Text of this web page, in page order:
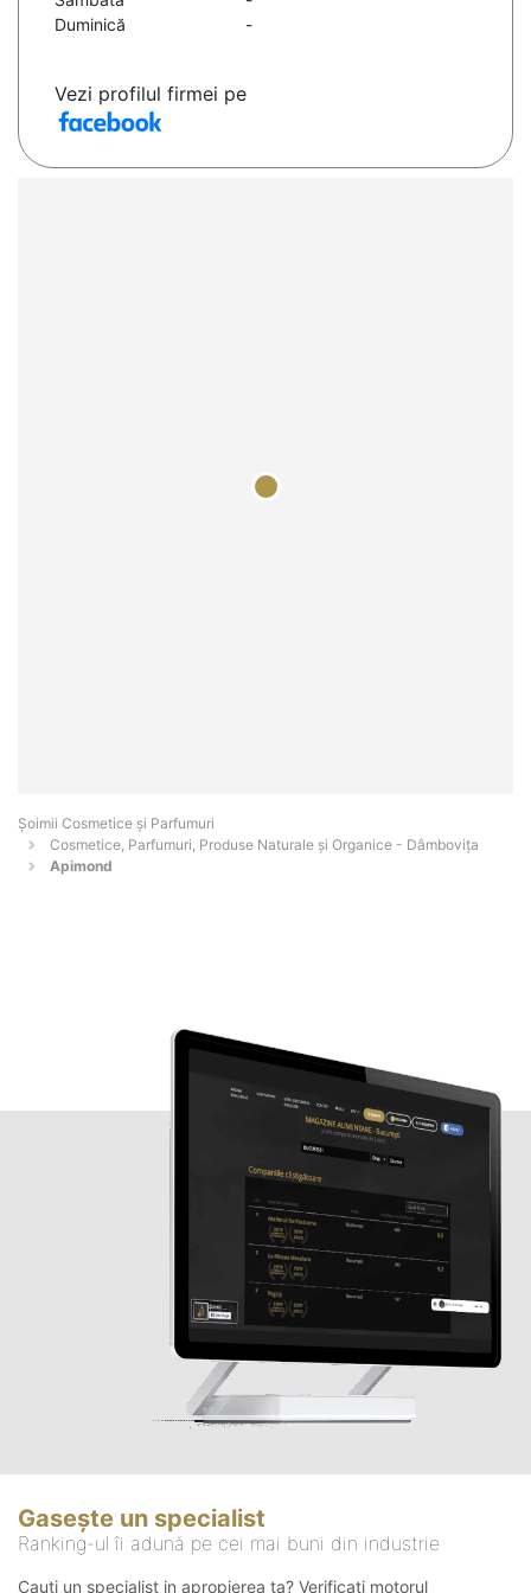
Duminică
-
Vezi profilul firmei pe
Șoimii Cosmetice și Parfumuri
Cosmetice, Parfumuri, Produse Naturale și Organice - Dâmboviţa
Apimond
Gasește un specialist
Ranking-ul îi adună pe cei mai buni din industrie
Cauți un specialist in apropierea ta? Verificați motorul